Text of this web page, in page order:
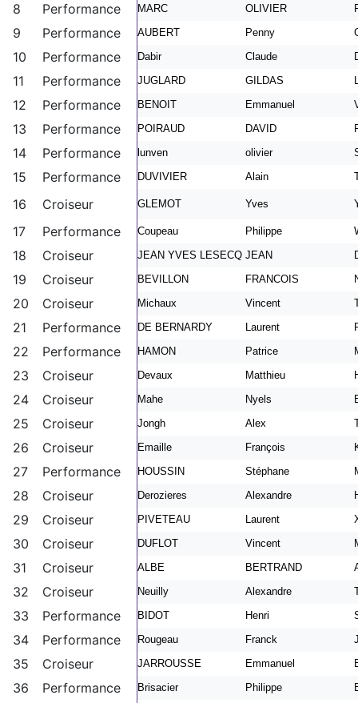
8 Performance MARC OLIVIER
9 Performance AUBERT Penny
10 Performance Dabir Claude
11 Performance JUGLARD GILDAS
12 Performance BENOIT Emmanuel
13 Performance POIRAUD DAVID
14 Performance lunven olivier
15 Performance DUVIVIER Alain
16 Croiseur GLEMOT Yves
17 Performance Coupeau Philippe
18 Croiseur JEAN YVES LESECQ JEAN
19 Croiseur BEVILLON FRANCOIS
20 Croiseur Michaux Vincent
21 Performance DE BERNARDY Laurent
22 Performance HAMON Patrice
23 Croiseur Devaux Matthieu
24 Croiseur Mahe Nyels
25 Croiseur Jongh Alex
26 Croiseur Emaille François
27 Performance HOUSSIN Stéphane
28 Croiseur Derozieres Alexandre
29 Croiseur PIVETEAU Laurent
30 Croiseur DUFLOT Vincent
31 Croiseur ALBE BERTRAND
32 Croiseur Neuilly Alexandre
33 Performance BIDOT Henri
34 Performance Rougeau Franck
35 Croiseur JARROUSSE Emmanuel
36 Performance Brisacier Philippe